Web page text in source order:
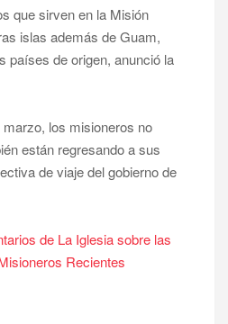
que sirven en la Misión
islas además de Guam,
países de origen, anunció la
los misioneros no
están regresando a sus
de viaje del gobierno de
de La Iglesia sobre las
Recientes